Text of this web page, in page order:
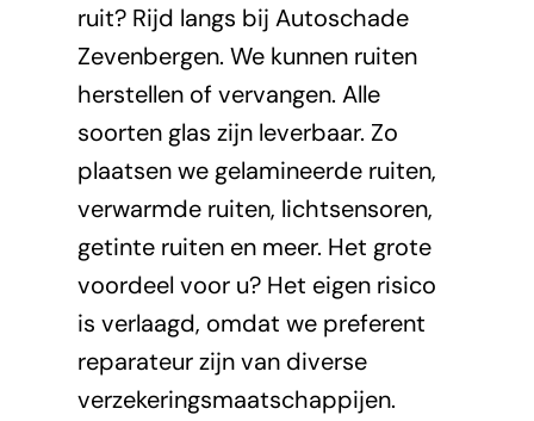
ruit? Rijd langs bij Autoschade
Zevenbergen. We kunnen ruiten
herstellen of vervangen. Alle
soorten glas zijn leverbaar. Zo
plaatsen we gelamineerde ruiten,
verwarmde ruiten, lichtsensoren,
getinte ruiten en meer. Het grote
voordeel voor u? Het eigen risico
is verlaagd, omdat we preferent
reparateur zijn van diverse
verzekeringsmaatschappijen.